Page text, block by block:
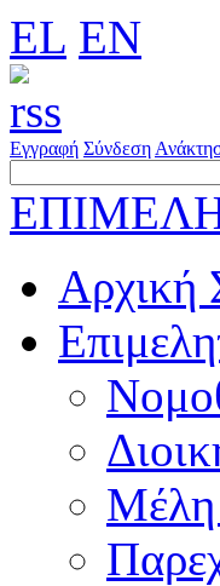
EL EN
Εγγραφή Σύνδεση
Αρχική